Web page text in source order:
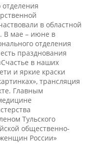
в областной
В мае – июне в
отделения
празднования
в наших
и яркие краски
трансляция
Главным
Тульского
общественно-
России»